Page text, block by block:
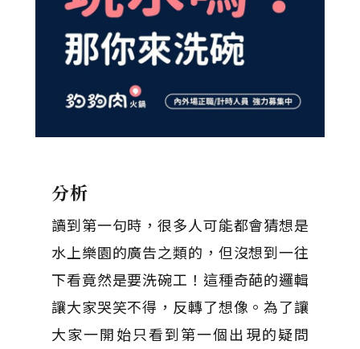
分析
讀到第一句時，很多人可能都會猜想是
水上樂園的廣告之類的，但沒想到一往
下看竟然是要洗碗工！這種奇葩的邏輯
讓大家哭笑不得，反轉了想像。為了讓
大家一開始只看到第一個出現的疑問